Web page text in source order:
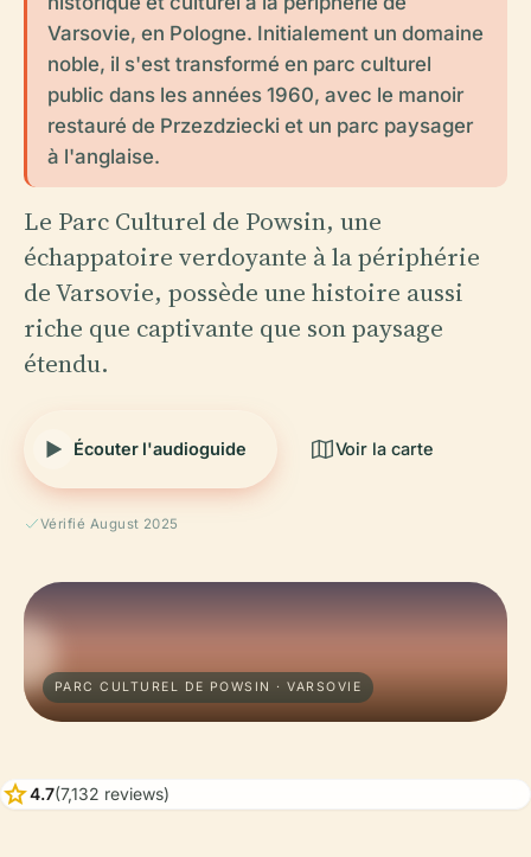
Varsovie, en Pologne. Initialement un domaine
noble, il s'est transformé en parc culturel
public dans les années 1960, avec le manoir
restauré de Przezdziecki et un parc paysager
à l'anglaise.
Le Parc Culturel de Powsin, une
échappatoire verdoyante à la périphérie
de Varsovie, possède une histoire aussi
riche que captivante que son paysage
étendu.
Écouter l'audioguide Voir la carte
Vérifié August 2025
PARC CULTUREL DE POWSIN · VARSOVIE
star4.7(7,132 reviews)